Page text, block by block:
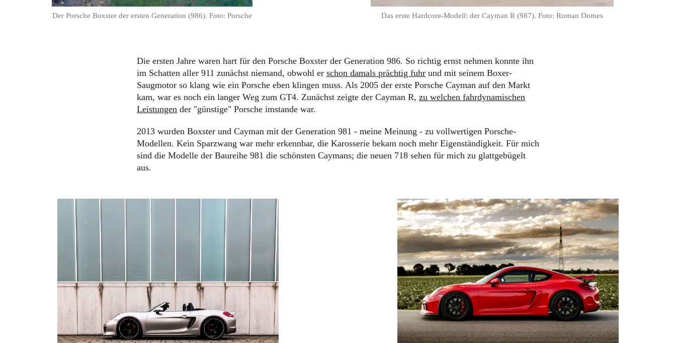
Der Porsche Boxster der ersten Generation (986). Foto: Porsche Das erste Hardcore-Modell: der Cayman R (987). Foto: Roman Domes
Die ersten Jahre waren hart für den Porsche Boxster der Generation 986. So richtig ernst nehmen konnte ihn
im Schatten aller 911 zunächst niemand, obwohl er schon damals prächtig fuhr und mit seinem Boxer-
Saugmotor so klang wie ein Porsche eben klingen muss. Als 2005 der erste Porsche Cayman auf den Markt
kam, war es noch ein langer Weg zum GT4. Zunächst zeigte der Cayman R, zu welchen fahrdynamischen
Leistungen der "günstige" Porsche imstande war.
2013 wurden Boxster und Cayman mit der Generation 981 - meine Meinung - zu vollwertigen Porsche-
Modellen. Kein Sparzwang war mehr erkennbar, die Karosserie bekam noch mehr Eigenständigkeit. Für mich
sind die Modelle der Baureihe 981 die schönsten Caymans; die neuen 718 sehen für mich zu glattgebügelt
aus.